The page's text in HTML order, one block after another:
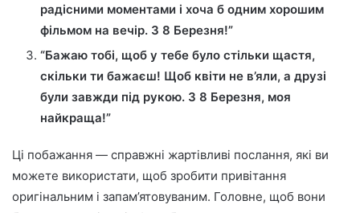
радісними моментами і хоча б одним хорошим
фільмом на вечір. З 8 Березня!”
“Бажаю тобі, щоб у тебе було стільки щастя,
скільки ти бажаєш! Щоб квіти не в’яли, а друзі
були завжди під рукою. З 8 Березня, моя
найкраща!”
Ці побажання — справжні жартівливі послання, які ви
можете використати, щоб зробити привітання
оригінальним і запам’ятовуваним. Головне, щоб вони